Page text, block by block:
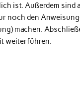
ist. Außerdem sind
noch den
machen.
weiterführen.